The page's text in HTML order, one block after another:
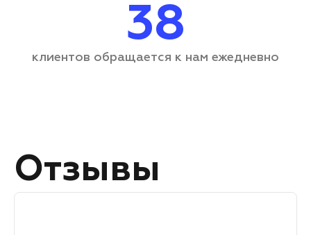
38
клиентов обращается к нам ежедневно
Отзывы